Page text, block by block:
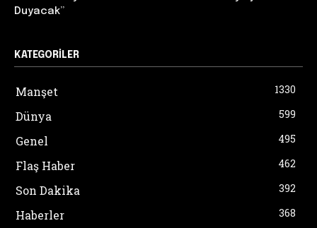
Duyacak”
KATEGORILER
Manşet 1330
Dünya 599
Genel 495
Flaş Haber 462
Son Dakika 392
Haberler 368